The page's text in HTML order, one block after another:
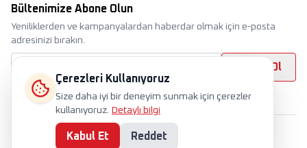
Çerezleri Kullanıyoruz
Size daha iyi bir deneyim sunmak için çerezler
kullanıyoruz. Detaylı bilgi
Kabul Et Reddet
Bültenimize Abone Olun
Yeniliklerden ve kampanyalardan haberdar olmak için e-posta
adresinizi bırakın.
Abone Ol
International